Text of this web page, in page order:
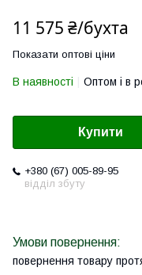
11 575 ₴/бухта
Показати оптові ціни
В наявності Оптом і в
Купити
+380 (67) 005-89-95
відділ збуту
повернення товару